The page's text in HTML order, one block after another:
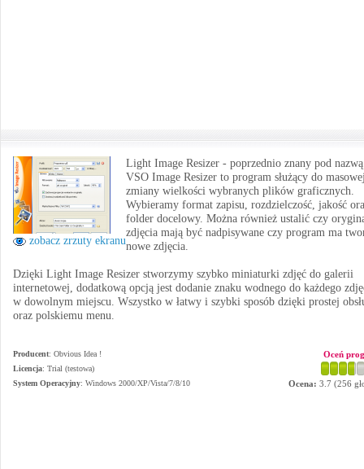
zobacz zrzuty ekranu
Light Image Resizer - poprzednio znany pod nazwą
VSO Image Resizer to program służący do
zmiany wielkości wybranych plików graficznych.
Wybieramy format zapisu, rozdzielczość, jakość
folder docelowy. Można również ustalić czy
zdjęcia mają być nadpisywane czy program ma
nowe zdjęcia.
Dzięki Light Image Resizer stworzymy szybko miniaturki zdjęć do galerii
internetowej, dodatkową opcją jest dodanie znaku wodnego do każdego
w dowolnym miejscu. Wszystko w łatwy i szybki sposób dzięki prostej
oraz polskiemu menu.
Producent: Obvious Idea !
Licencja: Trial (testowa)
System Operacyjny: Windows 2000/XP/Vista/7/8/10
Oceń
Ocena: 3.7 (256